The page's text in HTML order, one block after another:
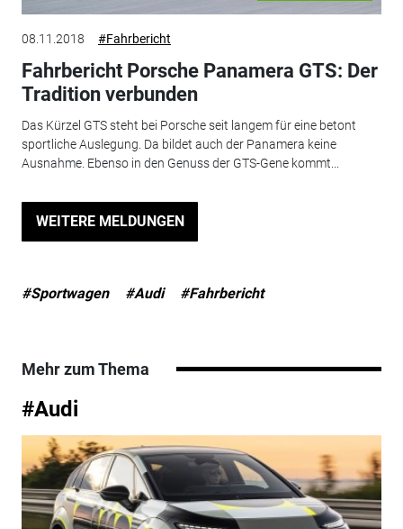
08.11.2018 #Fahrbericht
Fahrbericht Porsche Panamera GTS: Der
Tradition verbunden
Das Kürzel GTS steht bei Porsche seit langem für eine betont
sportliche Auslegung. Da bildet auch der Panamera keine
Ausnahme. Ebenso in den Genuss der GTS-Gene kommt...
WEITERE MELDUNGEN
#Sportwagen #Audi #Fahrbericht
Mehr zum Thema
#Audi